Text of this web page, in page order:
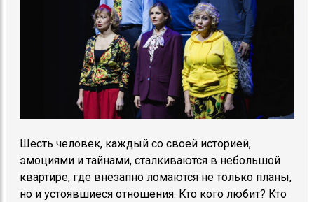
Шесть человек, каждый со своей историей,
эмоциями и тайнами, сталкиваются в небольшой
квартире, где внезапно ломаются не только планы,
но и устоявшиеся отношения. Кто кого любит? Кто